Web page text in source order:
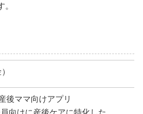
後ママ向けアプリ